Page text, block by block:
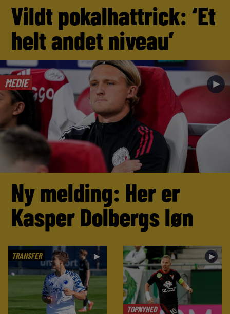
Vildt pokalhattrick: ‘Et
helt andet niveau’
MEDIE ►
Ny melding: Her er
Kasper Dolbergs løn
TRANSFER ►
TOPNYHED
►